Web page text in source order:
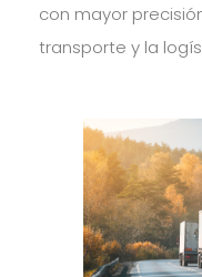
con mayor
transporte y la